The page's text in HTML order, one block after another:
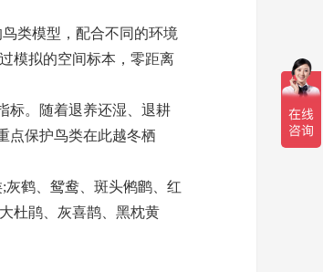
类模型，配合不同的环境
模拟的空间标本，零距离
。随着退养还湿、退耕
点保护鸟类在此越冬栖
鹤、鸳鸯、斑头鸺鹠、红
杜鹃、灰喜鹊、黑枕黄